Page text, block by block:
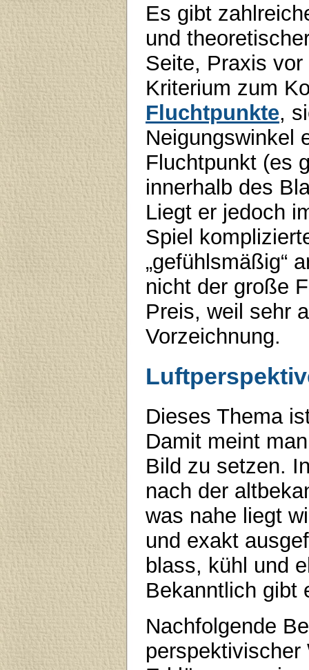
Es gibt
und
Seite, Praxis
Kriterium zum
Fluchtpunkte,
Neigungswinkel
Fluchtpunkt (es
innerhalb des
Liegt er jedoch
Spiel
„gefühlsmäßig“
nicht der große
Preis, weil sehr
Vorzeichnung.
Dieses Thema
Damit meint
Bild zu setzen.
nach der
was nahe liegt
und exakt
blass, kühl und
Bekanntlich gibt
Nachfolgende
perspektivischer